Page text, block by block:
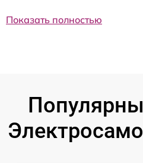
Показать полностью